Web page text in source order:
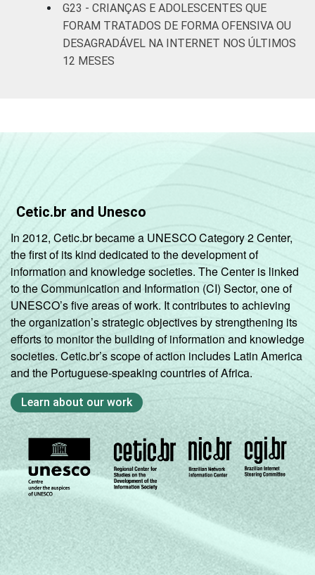
G23 - CRIANÇAS E ADOLESCENTES QUE
FORAM TRATADOS DE FORMA OFENSIVA OU
DESAGRADÁVEL NA INTERNET NOS ÚLTIMOS
12 MESES
Cetic.br and Unesco
In 2012, Cetic.br became a UNESCO Category 2 Center,
the first of its kind dedicated to the development of
information and knowledge societies. The Center is linked
to the Communication and Information (CI) Sector, one of
UNESCO’s five areas of work. It contributes to achieving
the organization’s strategic objectives by strengthening its
efforts to monitor the building of information and knowledge
societies. Cetic.br’s scope of action includes Latin America
and the Portuguese-speaking countries of Africa.
Learn about our work